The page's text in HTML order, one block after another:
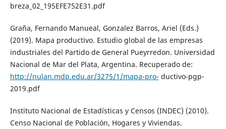
breza_02_195EFE752E31.pdf
Graña, Fernando Manueal, Gonzalez Barros, Ariel (Eds.)
(2019). Mapa productivo. Estudio global de las empresas
industriales del Partido de General Pueyrredon. Universidad
Nacional de Mar del Plata, Argentina. Recuperado de:
http://nulan.mdp.edu.ar/3275/1/mapa-pro- ductivo-pgp-
2019.pdf
Instituto Nacional de Estadísticas y Censos (INDEC) (2010).
Censo Nacional de Población, Hogares y Viviendas.